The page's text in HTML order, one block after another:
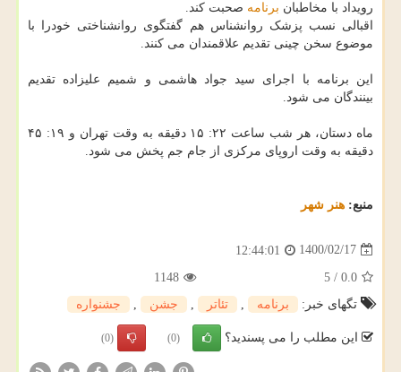
رویداد با مخاطبان برنامه صحبت کند.
اقبالی نسب پزشک روانشناس هم گفتگوی روانشناختی خودرا با
موضوع سخن چینی تقدیم علاقمندان می کنند.
این برنامه با اجرای سید جواد هاشمی و شمیم علیزاده تقدیم
بینندگان می شود.
ماه دستان، هر شب ساعت ۲۲: ۱۵ دقیقه به وقت تهران و ۱۹: ۴۵
دقیقه به وقت اروپای مرکزی از جام جم پخش می شود.
منبع: هنر شهر
1400/02/17
12:44:01
0.0
/
5
1148
تگهای خبر:
برنامه , تئاتر , جشن , جشنواره
این مطلب را می پسندید؟ (0)
(0)